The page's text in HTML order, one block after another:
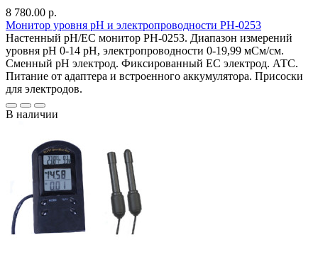
8 780.00 р.
Монитор уровня рН и электропроводности PH-0253
Настенный pH/EC монитор PH-0253. Диапазон измерений
уровня pH 0-14 pH, электропроводности 0-19,99 мСм/см.
Сменный pH электрод. Фиксированный EC электрод. АТС.
Питание от адаптера и встроенного аккумулятора. Присоски
для электродов.
В наличии